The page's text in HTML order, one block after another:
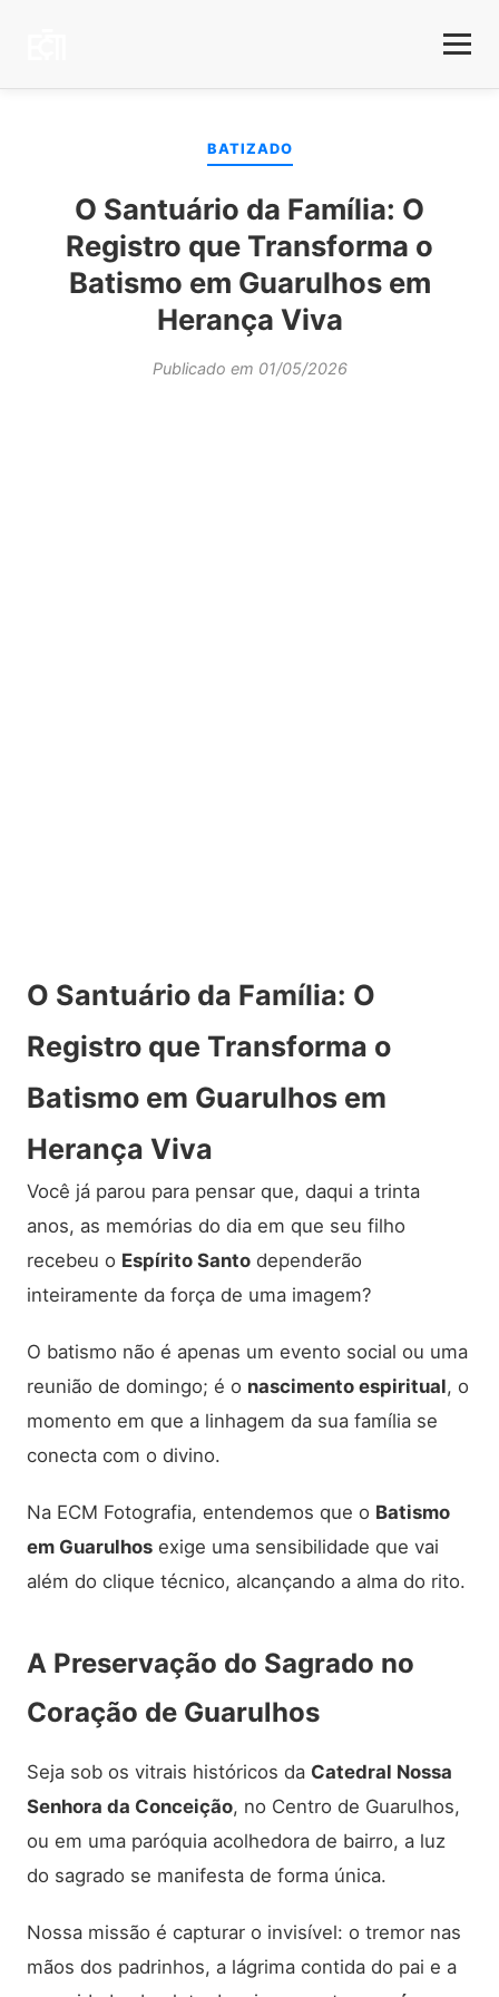
BATIZADO
O Santuário da Família: O
Registro que Transforma o
Batismo em Guarulhos em
Herança Viva
Publicado em 01/05/2026
O Santuário da Família: O
Registro que Transforma o
Batismo em Guarulhos em
Herança Viva
Você já parou para pensar que, daqui a trinta
anos, as memórias do dia em que seu filho
recebeu o Espírito Santo dependerão
inteiramente da força de uma imagem?
O batismo não é apenas um evento social ou uma
reunião de domingo; é o nascimento espiritual, o
momento em que a linhagem da sua família se
conecta com o divino.
Na ECM Fotografia, entendemos que o Batismo
em Guarulhos exige uma sensibilidade que vai
além do clique técnico, alcançando a alma do rito.
A Preservação do Sagrado no
Coração de Guarulhos
Seja sob os vitrais históricos da Catedral Nossa
Senhora da Conceição, no Centro de Guarulhos,
ou em uma paróquia acolhedora de bairro, a luz
do sagrado se manifesta de forma única.
Nossa missão é capturar o invisível: o tremor nas
mãos dos padrinhos, a lágrima contida do pai e a